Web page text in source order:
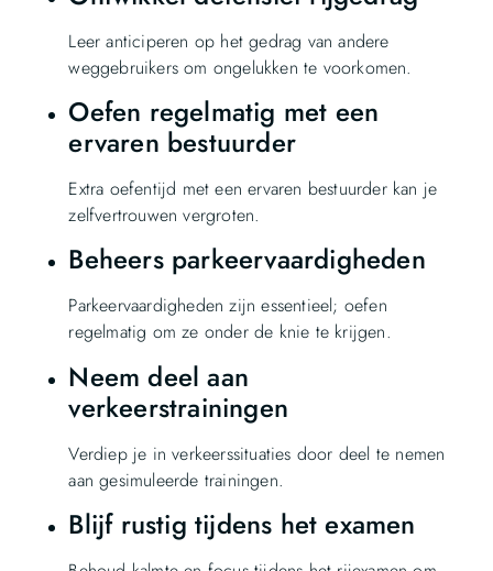
Leer anticiperen op het gedrag van andere
weggebruikers om ongelukken te voorkomen.
Oefen regelmatig met een
ervaren bestuurder
Extra oefentijd met een ervaren bestuurder kan je
zelfvertrouwen vergroten.
Beheers parkeervaardigheden
Parkeervaardigheden zijn essentieel; oefen
regelmatig om ze onder de knie te krijgen.
Neem deel aan
verkeerstrainingen
Verdiep je in verkeerssituaties door deel te nemen
aan gesimuleerde trainingen.
Blijf rustig tijdens het examen